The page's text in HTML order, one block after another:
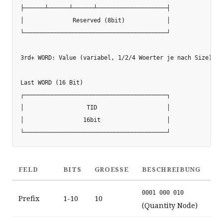
├──────┴──────┴──────┴────────────────────┤
│              Reserved (8bit)            │
└─────────────────────────────────────────┘
3rd+ WORD: Value (variabel, 1/2/4 Woerter je nach Size)
Last WORD (16 Bit)
┌─────────────────────────────────────────┐
│                  TID                    │
│                 16bit                   │
FELD BITS GROESSE BESCHREIBUNG
Prefix 1-10 10
0001 000 010
(Quantity Node)